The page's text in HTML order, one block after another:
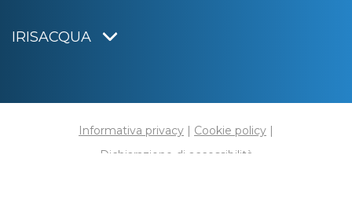
IRISACQUA
Informativa privacy | Cookie policy |
Dichiarazione di accessibilità